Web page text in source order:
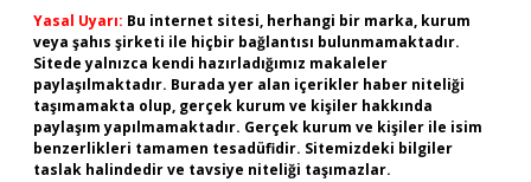
Yasal Uyarı: Bu internet sitesi, herhangi bir marka, kurum
veya şahıs şirketi ile hiçbir bağlantısı bulunmamaktadır.
Sitede yalnızca kendi hazırladığımız makaleler
paylaşılmaktadır. Burada yer alan içerikler haber niteliği
taşımamakta olup, gerçek kurum ve kişiler hakkında
paylaşım yapılmamaktadır. Gerçek kurum ve kişiler ile isim
benzerlikleri tamamen tesadüfidir. Sitemizdeki bilgiler
taslak halindedir ve tavsiye niteliği taşımazlar.